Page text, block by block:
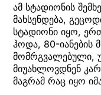
ამ სტადიონის
მახსენდება,
სტადიონი იყო,
ჰოდა, 80-იანების
მომრგვალებული,
მიუახლოვდნენ
მაგრამ რაც იყო